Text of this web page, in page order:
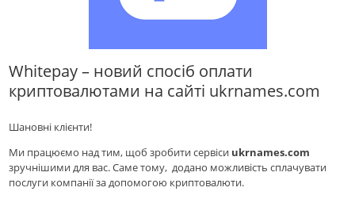
Whitepay – новий спосіб оплати
криптовалютами на сайті ukrnames.com
Шановні клієнти!
Ми працюємо над тим, щоб зробити сервіси ukrnames.com
зручнішими для вас. Саме тому, додано можливість сплачувати
послуги компанії за допомогою криптовалюти.